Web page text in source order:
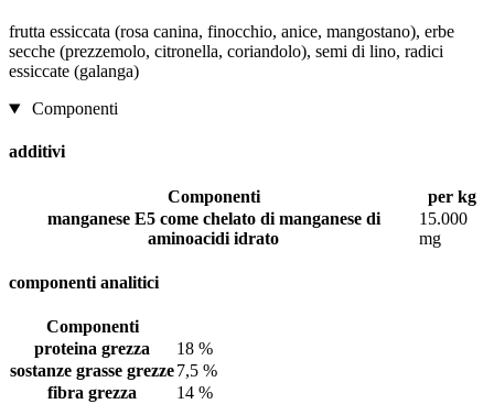
frutta essiccata (rosa canina, finocchio, anice, mangostano), erbe
secche (prezzemolo, citronella, coriandolo), semi di lino, radici
essiccate (galanga)
Componenti
additivi
Componenti
per kg
manganese E5 come chelato di manganese di
aminoacidi idrato
15.000
mg
componenti analitici
Componenti
proteina grezza
18 %
sostanze grasse grezze7,5 %
fibra grezza
14 %